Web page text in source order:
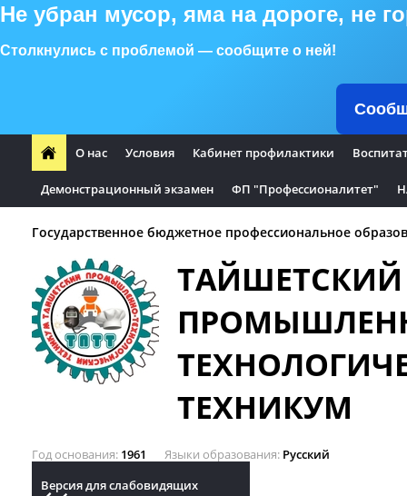
Не убран мусор, яма на дороге, не
Столкнулись с проблемой — сообщите о ней!
О нас Условия Кабинет профилактики
Демонстрационный экзамен ФП "Профессионалитет"
Государственное бюджетное профессиональное
ТАЙШЕТСКИЙ
ТЕХНИКУМ
Год основания 1961 Языки образования Русский
Версия для слабовидящих